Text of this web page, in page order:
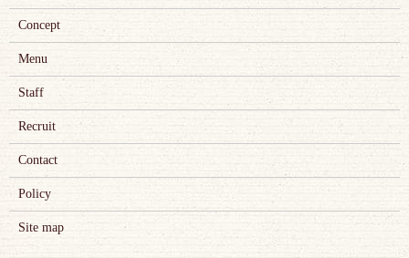
Concept
Menu
Staff
Recruit
Contact
Policy
Site map